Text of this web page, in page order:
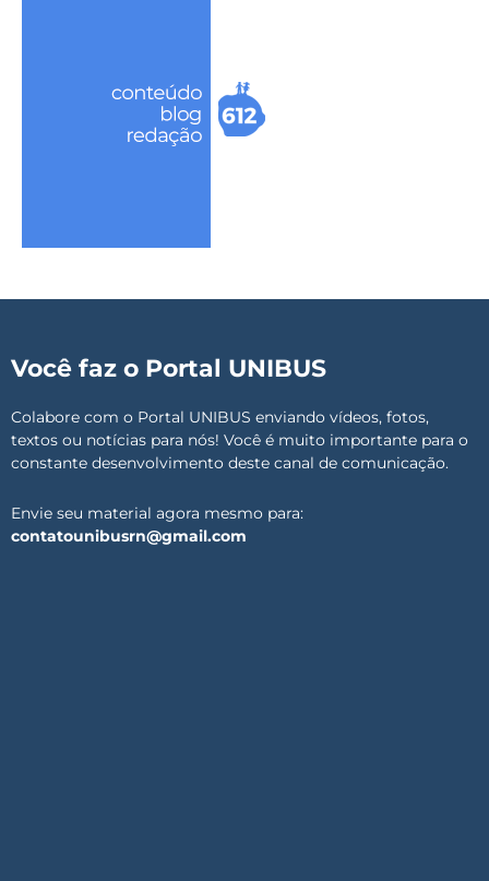
Você faz o Portal UNIBUS
Colabore com o Portal UNIBUS enviando vídeos, fotos,
textos ou notícias para nós! Você é muito importante para o
constante desenvolvimento deste canal de comunicação.
Envie seu material agora mesmo para:
contatounibusrn@gmail.com